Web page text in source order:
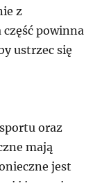
z
powinna
ustrzec się
oraz
mają
jest